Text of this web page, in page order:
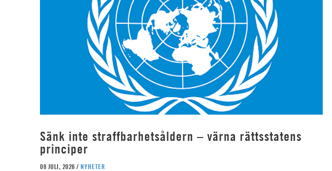
Sänk inte straffbarhetsåldern – värna rättsstatens
principer
08 JULI, 2026 / NYHETER